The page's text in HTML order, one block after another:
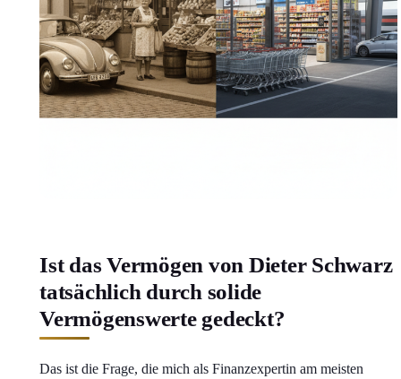
Ist das Vermögen von Dieter Schwarz
tatsächlich durch solide
Vermögenswerte gedeckt?
Das ist die Frage, die mich als Finanzexpertin am meisten